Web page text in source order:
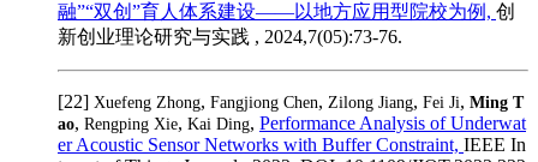
融”“双创”育人体系建设——以地方应用型院校为例, 创
新创业理论研究与实践 , 2024,7(05):73-76.
[22] Xuefeng Zhong, Fangjiong Chen, Zilong Jiang, Fei Ji, Ming T
ao, Rengping Xie, Kai Ding, Performance Analysis of Underwat
er Acoustic Sensor Networks with Buffer Constraint, IEEE In